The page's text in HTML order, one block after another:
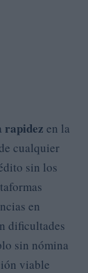
rapidez en la
cualquier
sin los
en
dificultades
sin nómina
viable